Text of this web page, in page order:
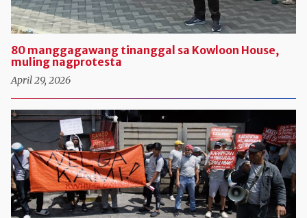
80 manggagawang tinanggal sa Kowloon House,
muling nagprotesta
April 29, 2026